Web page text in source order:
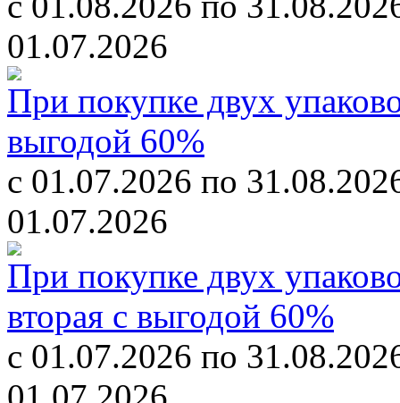
01.07.2026
При покупке двух
выгодой 60%
с 01.07.2026 по
01.07.2026
При покупке двух
вторая с выгодой 60%
с 01.07.2026 по